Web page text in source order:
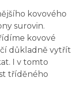
kovového
surovin.
kovové
důkladně vytřít
I v tomto
tříděného